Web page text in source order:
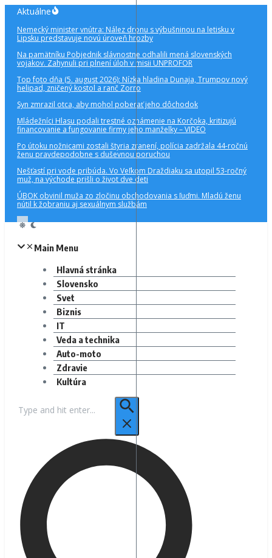
Preskočiť
obsah
Aktuálne
Nemecký minister vnútra: Nález dronu s výbušninou na letisku v
Lipsku predstavuje novú úroveň hrozby
Na pamätníku Pobjednik slávnostne odhalili mená slovenských
vojakov. Zahynuli pri plnení úloh v misii UNPROFOR
Top foto dňa (5. august 2026): Nízka hladina Dunaja, Trumpov nový
helipad, zničený kostol a ranč Zorro
Syn zmrazil otca, aby mohol poberať jeho dôchodok
Mládežníci Hlasu podali trestné oznámenie na Korčoka, kritizujú
financovanie a fungovanie firmy jeho manželky – VIDEO
Po útoku nožnicami zostali štyria zranení, polícia zadržala 44-ročnú
ženu pravdepodobne s duševnou poruchou
Nešťastí pri vode pribúda. Vo Veľkom Draždiaku sa utopil 53-ročný
muž, na východe prišli o život dve deti
ÚBOK obvinil muža zo zločinu obchodovania s ľuďmi. Mladú ženu
nútil k žobraniu aj sexuálnym službám
Main Menu
Hlavná stránka
Slovensko
Svet
Biznis
IT
Veda a technika
Auto-moto
Zdravie
Kultúra